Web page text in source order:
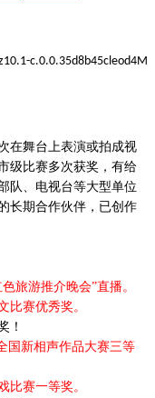
c.0.0.35d8b45cleod4M
在舞台上表演或拍成视
级比赛多次获奖，有给
队、电视台等大型单位
长期合作伙伴，已创作
色旅游推介晚会”直播。
比赛优秀奖。
！
国新相声作品大赛三等
比赛一等奖。